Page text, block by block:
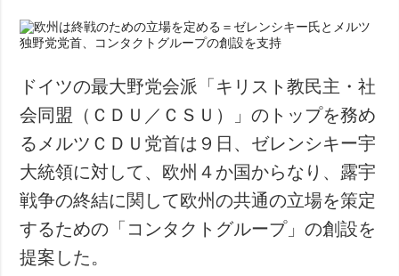
防衛
社会・文化
スポーツ
犯罪
事故・緊急事態
追加
特集
インタビュー
写真
サービス
購読
フォトバンク
ドイツの最大野党会派「キリスト教民主・社
会同盟（ＣＤＵ／ＣＳＵ）」のトップを務め
るメルツＣＤＵ党首は９日、ゼレンシキー宇
大統領に対して、欧州４か国からなり、露宇
戦争の終結に関して欧州の共通の立場を策定
するための「コンタクトグループ」の創設を
提案した。